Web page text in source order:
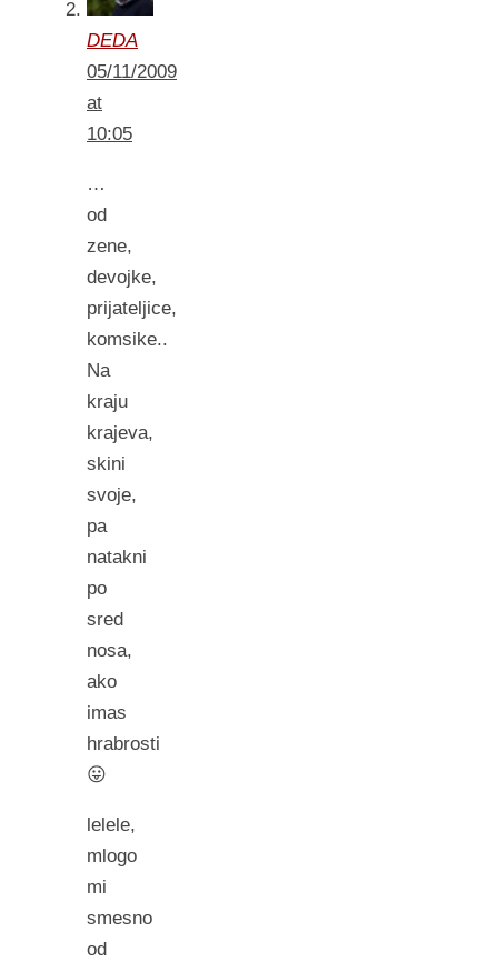
DEDA
05/11/2009
at
10:05
…
od
zene,
devojke,
prijateljice,
komsike..
Na
kraju
krajeva,
skini
svoje,
pa
natakni
po
sred
nosa,
ako
imas
hrabrosti
😛
lelele,
mlogo
mi
smesno
od